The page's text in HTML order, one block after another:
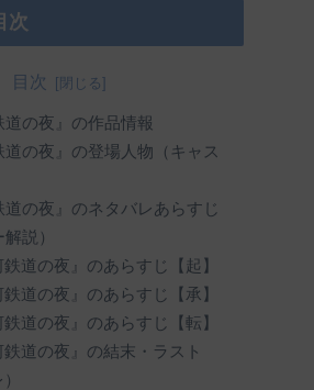
次
目次
道の夜』の作品情報
道の夜』の登場人物（キャス
道の夜』のネタバレあらすじ
説）
道の夜』のあらすじ【起】
道の夜』のあらすじ【承】
道の夜』のあらすじ【転】
鉄道の夜』の結末・ラスト